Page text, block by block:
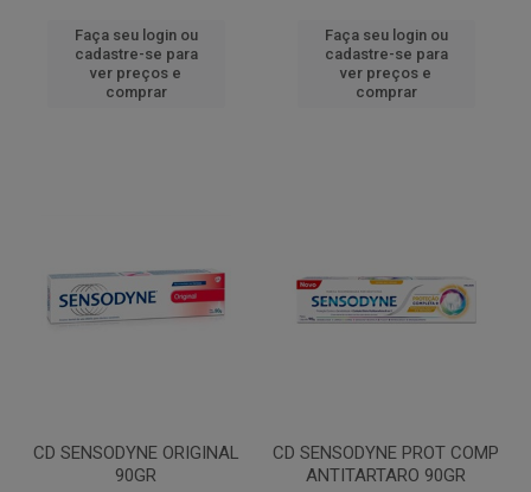
Faça seu login ou
cadastre-se para
ver preços e
comprar
Faça seu login ou
cadastre-se para
ver preços e
comprar
CD SENSODYNE ORIGINAL
90GR
CD SENSODYNE PROT COMP
ANTITARTARO 90GR